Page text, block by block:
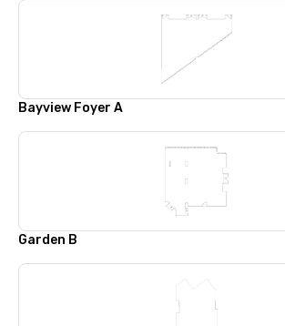
Bayview Foyer A
Garden B